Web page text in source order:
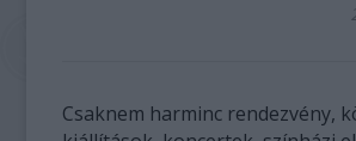
Csaknem harminc rendezvény,